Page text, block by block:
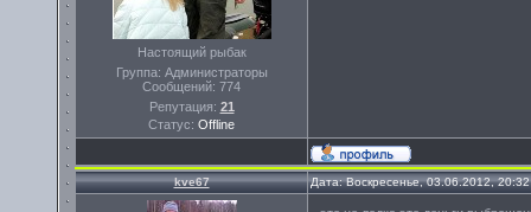
Настоящий рыбак
Группа: Администраторы
Сообщений: 774
Репутация: 21
Статус: Offline
kve67 Дата: Воскресенье, 03.06.2012,